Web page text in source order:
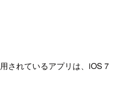
されているアプリは、iOS 7